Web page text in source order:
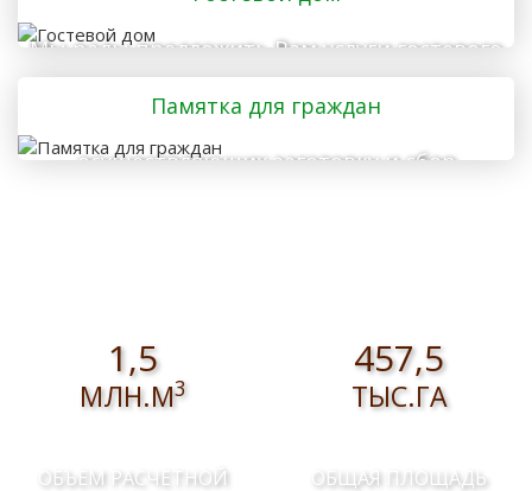
Мы рады предложить Вам услуги гостевого
дома
Памятка для граждан
осуществляющих заготовку и сбор
1,5
МЛН.М3
ОБЪЕМ РАСЧЕТНОЙ
457,5
ТЫС.ГА
ОБЩАЯ ПЛОЩАДЬ